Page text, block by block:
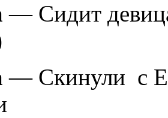
— Сидит
— Скинули с